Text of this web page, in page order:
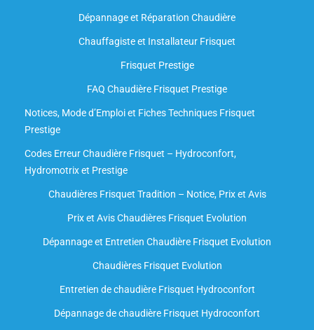
Dépannage et Réparation Chaudière
Chauffagiste et Installateur Frisquet
Frisquet Prestige
FAQ Chaudière Frisquet Prestige
Notices, Mode d’Emploi et Fiches Techniques Frisquet
Prestige
Codes Erreur Chaudière Frisquet – Hydroconfort,
Hydromotrix et Prestige
Chaudières Frisquet Tradition – Notice, Prix et Avis
Prix et Avis Chaudières Frisquet Evolution
Dépannage et Entretien Chaudière Frisquet Evolution​
Chaudières Frisquet Evolution
Entretien de chaudière Frisquet Hydroconfort
Dépannage de chaudière Frisquet Hydroconfort